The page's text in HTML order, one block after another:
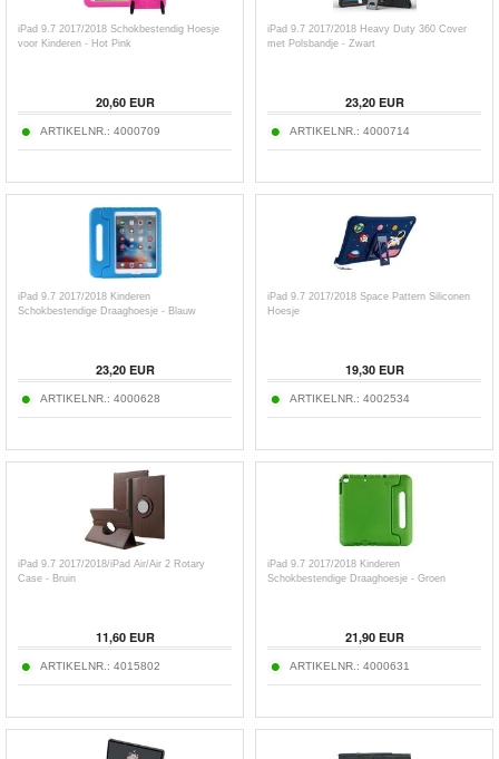
iPad 9.7 2017/2018 Schokbestendig Hoesje
voor Kinderen - Hot Pink
20,60EUR
ARTIKELNR.: 4000709
iPad 9.7 2017/2018 Heavy Duty 360 Cover
met Polsbandje - Zwart
23,20EUR
ARTIKELNR.: 4000714
iPad 9.7 2017/2018 Kinderen
Schokbestendige Draaghoesje - Blauw
23,20EUR
ARTIKELNR.: 4000628
iPad 9.7 2017/2018 Space Pattern Siliconen
Hoesje
19,30EUR
ARTIKELNR.: 4002534
iPad 9.7 2017/2018/iPad Air/Air 2 Rotary
Case - Bruin
11,60EUR
ARTIKELNR.: 4015802
iPad 9.7 2017/2018 Kinderen
Schokbestendige Draaghoesje - Groen
21,90EUR
ARTIKELNR.: 4000631